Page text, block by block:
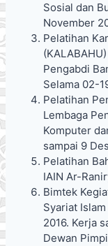
Sosial dan
November
Pelatihan
Pengabdi
Selama 02-
Pelatihan
Lembaga
Komputer
sampai 9
Pelatihan
IAIN Ar-
Bimtek
Syariat
2016. Kerja
Dewan